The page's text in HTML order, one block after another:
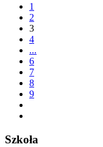
1
2
3
4
...
6
7
8
9
Szkoła